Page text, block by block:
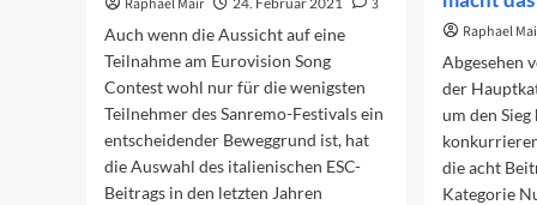
Raphael Mair
3
Auch wenn die Aussicht auf eine
Teilnahme am Eurovision Song
Contest wohl nur für die wenigsten
Teilnehmer des Sanremo-Festivals ein
entscheidender Beweggrund ist, hat
die Auswahl des italienischen ESC-
Beitrags in den letzten Jahren
Raphael
Abgesehen
der
um den
die acht
Kategorie